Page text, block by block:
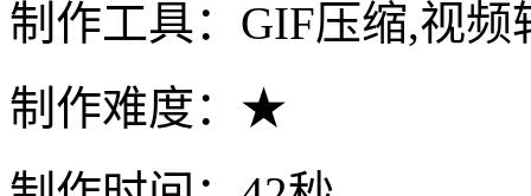
制作时间：42秒
立即制作
用户使用体验